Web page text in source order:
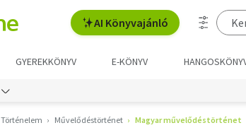
AI Könyvajánló
GYEREKKÖNYV E-KÖNYV
Történelem Művelődéstörténet Magyar művelődéstörténet